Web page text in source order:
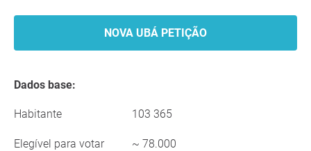
NOVA UBÁ PETIÇÃO
Dados base:
Habitante 103 365
Elegível para votar ~ 78.000